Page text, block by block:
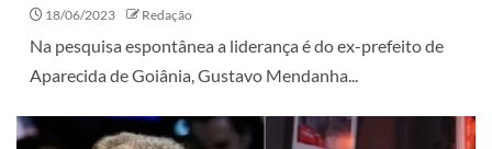
18/06/2023 Redação
Na pesquisa espontânea a liderança é do ex-prefeito de
Aparecida de Goiânia, Gustavo Mendanha...